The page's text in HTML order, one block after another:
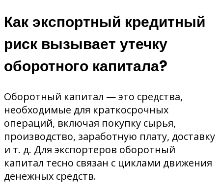
Как экспортный кредитный
риск вызывает утечку
оборотного капитала?
Оборотный капитал — это средства,
необходимые для краткосрочных
операций, включая покупку сырья,
производство, заработную плату, доставку
и т. д. Для экспортеров оборотный
капитал тесно связан с циклами движения
денежных средств.